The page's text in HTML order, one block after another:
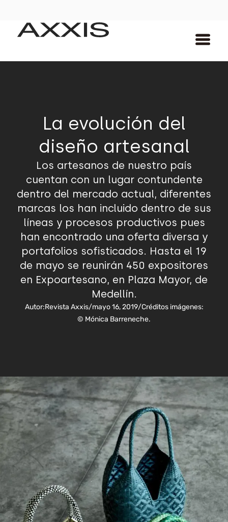
La evolución del
diseño artesanal
Los artesanos de nuestro país
cuentan con un lugar contundente
dentro del mercado actual, diferentes
marcas los han incluido dentro de sus
líneas y procesos productivos pues
han encontrado una oferta diversa y
portafolios sofisticados. Hasta el 19
de mayo se reunirán 450 expositores
en Expoartesano, en Plaza Mayor, de
Medellín.
Autor:Revista Axxis/mayo 16, 2019/Créditos imágenes:
© Mónica Barreneche.